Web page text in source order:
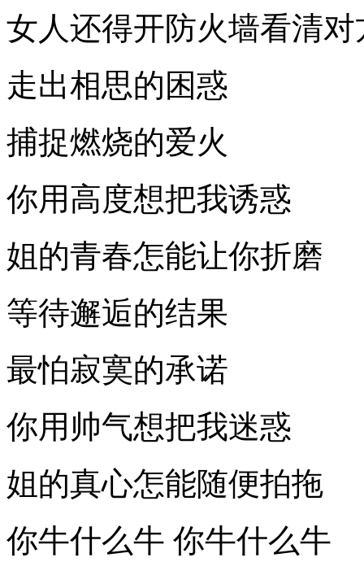
女人还得开防火墙看清
走出相思的困惑
捕捉燃烧的爱火
你用高度想把我诱惑
姐的青春怎能让你折磨
等待邂逅的结果
最怕寂寞的承诺
你用帅气想把我迷惑
姐的真心怎能随便拍拖
你牛什么牛 你牛什么牛